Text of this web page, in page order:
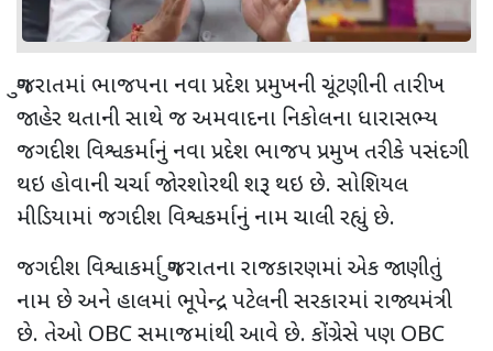
ગુજરાતમાં ભાજપના નવા પ્રદેશ પ્રમુખની ચૂંટણીની તારીખ
જાહેર થતાની સાથે જ અમવાદના નિકોલના ધારાસભ્ય
જગદીશ વિશ્વકર્માનું નવા પ્રદેશ ભાજપ પ્રમુખ તરીકે પસંદગી
થઇ હોવાની ચર્ચા જોરશોરથી શરૂ થઇ છે. સોશિયલ
મીડિયામાં જગદીશ વિશ્વકર્માનું નામ ચાલી રહ્યું છે.
જગદીશ વિશ્વાકર્મા ગુજરાતના રાજકારણમાં એક જાણીતું
નામ છે અને હાલમાં ભૂપેન્દ્ર પટેલની સરકારમાં રાજ્યમંત્રી
છે. તેઓ OBCસમાજમાંથી આવે છે. કોંગ્રેસે પણ OBC